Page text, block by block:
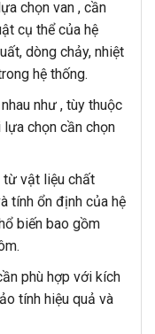
chọn van , cần
cụ thể của hệ
dòng chảy, nhiệt
hệ thống.
như , tùy thuộc
chọn cần chọn
từ vật liệu chất
tính ổn định của hệ
biến bao gồm
phù hợp với kích
tính hiệu quả và